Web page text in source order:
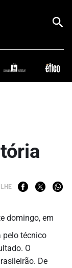
domingo, em
pelo técnico
O
De